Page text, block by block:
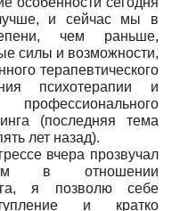
и сейчас мы в
чем раньше,
силы и возможности,
терапевтического
психотерапии и
(последняя тема
лет назад).
вчера прозвучал
в отношении
я позволю себе
и кратко